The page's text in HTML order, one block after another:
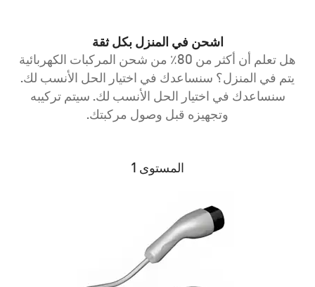
اشحن في المنزل بكل ثقة
هل تعلم أن أكثر من 80٪ من شحن المركبات الكهربائية
يتم في المنزل؟ سنساعدك في اختيار الحل الأنسب لك.
سنساعدك في اختيار الحل الأنسب لك. سيتم تركيبه
وتجهيزه قبل وصول مركبتك.
المستوى 1